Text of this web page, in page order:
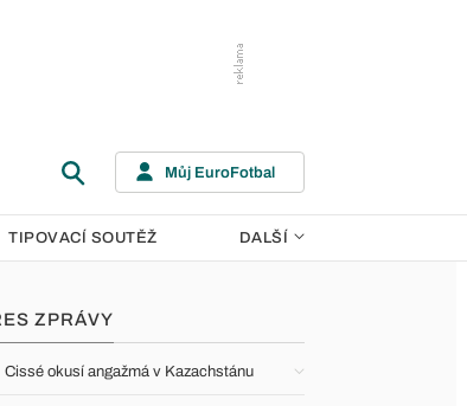
Můj EuroFotbal
TIPOVACÍ SOUTĚŽ DALŠÍ
ZPRÁVY
Cissé okusí angažmá v Kazachstánu